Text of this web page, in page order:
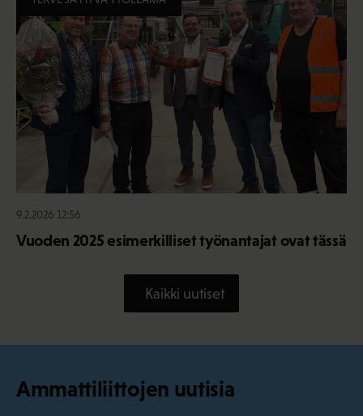
9.2.2026 12:56
Vuoden 2025 esimerkilliset työnantajat ovat tässä
Kaikki uutiset
Ammattiliittojen uutisia